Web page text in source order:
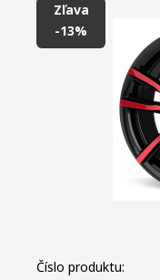
Zľava
-13%
Číslo produktu: